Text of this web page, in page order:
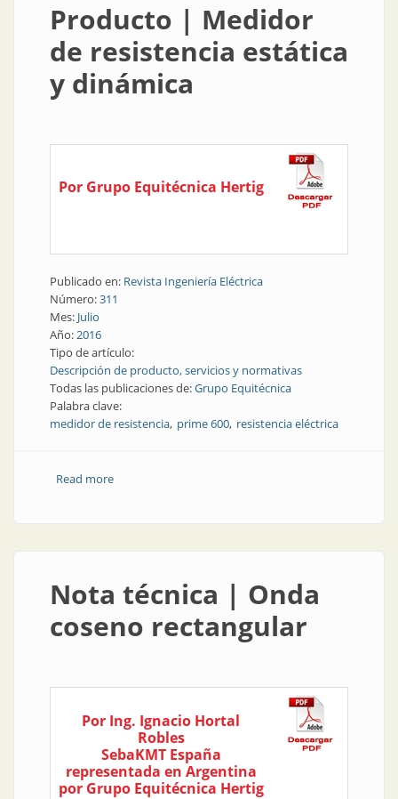
Producto | Medidor
de resistencia estática
y dinámica
Por Grupo Equitécnica Hertig
Publicado en: Revista Ingeniería Eléctrica
Número:311
Mes: Julio
Año:2016
Tipo de artículo:
Descripción de producto, servicios y normativas
Todas las publicaciones de:Grupo Equitécnica
Palabra clave:
medidor de resistencia prime 600 resistencia eléctrica
Read moreabout Producto | Medidor de resistencia estática y
Nota técnica | Onda
coseno rectangular
Por Ing. Ignacio Hortal
Robles
SebaKMT España
representada en Argentina
por Grupo Equitécnica Hertig